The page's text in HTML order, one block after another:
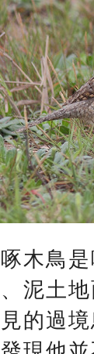
木鳥
泥土
的過